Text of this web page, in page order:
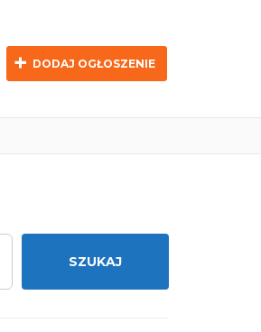
DODAJ OGŁOSZENIE
SZUKAJ